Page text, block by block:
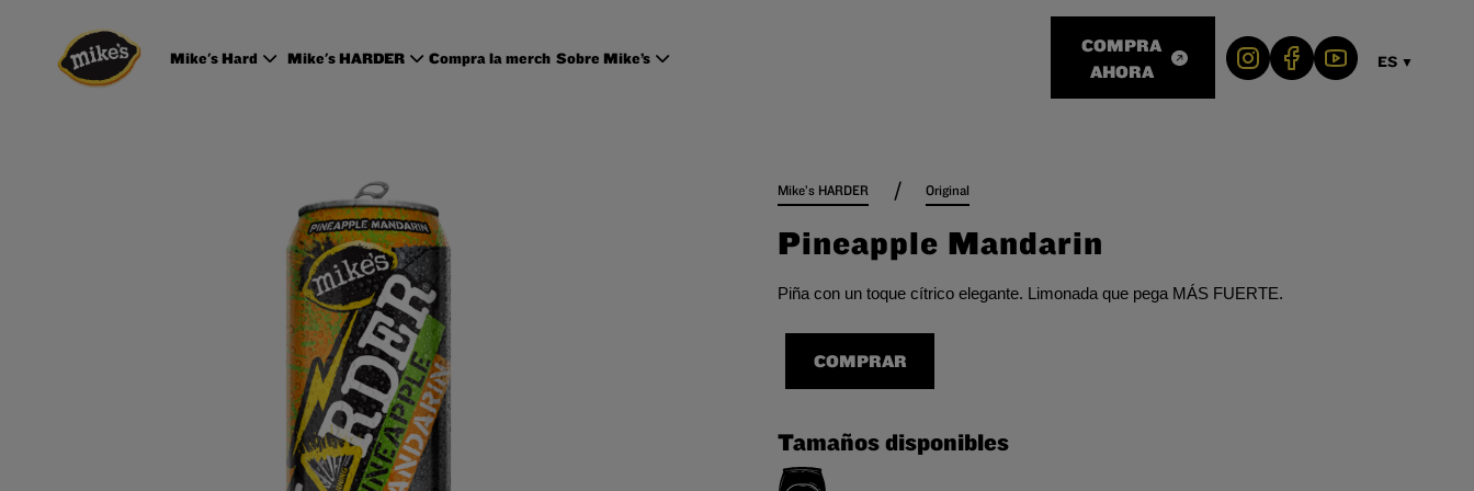
Mike's Hard Mike's HARDER Compra la merch Sobre Mike’s
COMPRA
AHORA
ES ▼
Mike’s HARDER / Original
Pineapple Mandarin
Piña con un toque cítrico elegante. Limonada que pega MÁS FUERTE.
COMPRAR
Tamaños disponibles